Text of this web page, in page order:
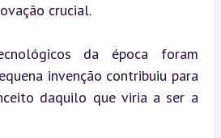
crucial.
da época foram
invenção contribuiu para
daquilo que viria a ser a